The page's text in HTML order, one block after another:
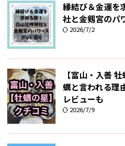
縁結び＆金運を
社と金剱宮のパ
2026/7/2
【富山・入善
蠣と言われる理
レビューも
2026/7/9